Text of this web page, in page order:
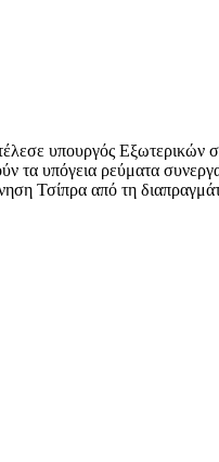
υπουργός
τα υπόγεια ρεύματα
Τσίπρα από τη